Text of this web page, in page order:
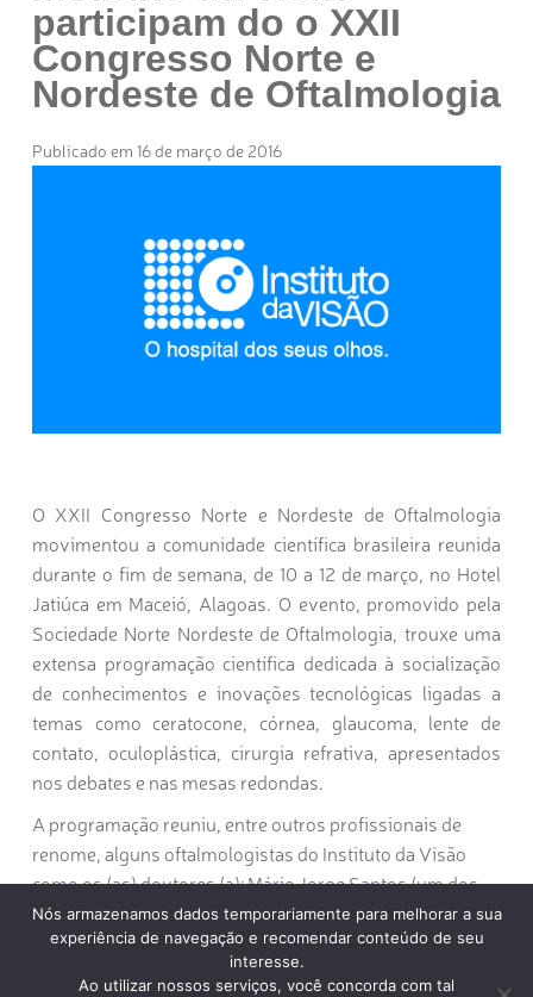
participam do o XXII
Congresso Norte e
Nordeste de Oftalmologia
Publicado em 16 de março de 2016
O XXII Congresso Norte e Nordeste de Oftalmologia
movimentou a comunidade científica brasileira reunida
durante o fim de semana, de 10 a 12 de março, no Hotel
Jatiúca em Maceió, Alagoas. O evento, promovido pela
Sociedade Norte Nordeste de Oftalmologia, trouxe uma
extensa programação científica dedicada à socialização
de conhecimentos e inovações tecnológicas ligadas a
temas como ceratocone, córnea, glaucoma, lente de
contato, oculoplástica, cirurgia refrativa, apresentados
nos debates e nas mesas redondas.
A programação reuniu, entre outros profissionais de
renome, alguns oftalmologistas do Instituto da Visão
como os (as) doutores (a): Mário Jorge Santos (um dos
presidentes do evento e palestrante), Elvira Ribeiro, Jack
Lima, Joaquim Arquimínio, Elisa Lima Vitral, Rodrigo
Ribeiro, Raphael Teixeira, Julice Caroline, Eglailson
Nós armazenamos dados temporariamente para melhorar a sua
experiência de navegação e recomendar conteúdo de seu
interesse.
Ao utilizar nossos serviços, você concorda com tal